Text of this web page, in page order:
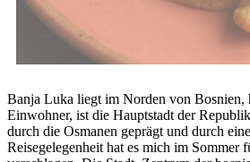
Banja Luka liegt im Norden von Bosnien,
Einwohner, ist die Hauptstadt der
durch die Osmanen geprägt und durch
Reisegelegenheit hat es mich im Sommer